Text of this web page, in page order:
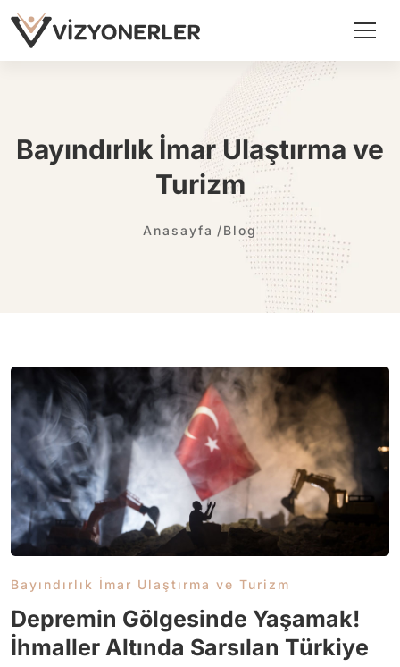
Bayındırlık İmar Ulaştırma ve
Turizm
Anasayfa Blog
Bayındırlık İmar Ulaştırma ve Turizm
Depremin Gölgesinde Yaşamak!
İhmaller Altında Sarsılan Türkiye